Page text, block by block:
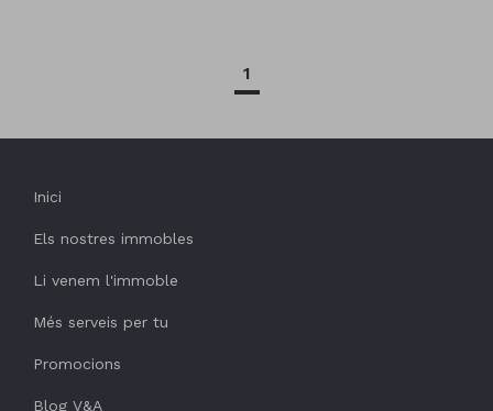
1
Inici
Els nostres immobles
Li venem l'immoble
Més serveis per tu
Promocions
Blog V&A